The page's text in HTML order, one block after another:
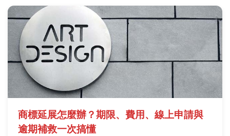
商標延展怎麼辦？期限、費用、線上申請與
逾期補救一次搞懂